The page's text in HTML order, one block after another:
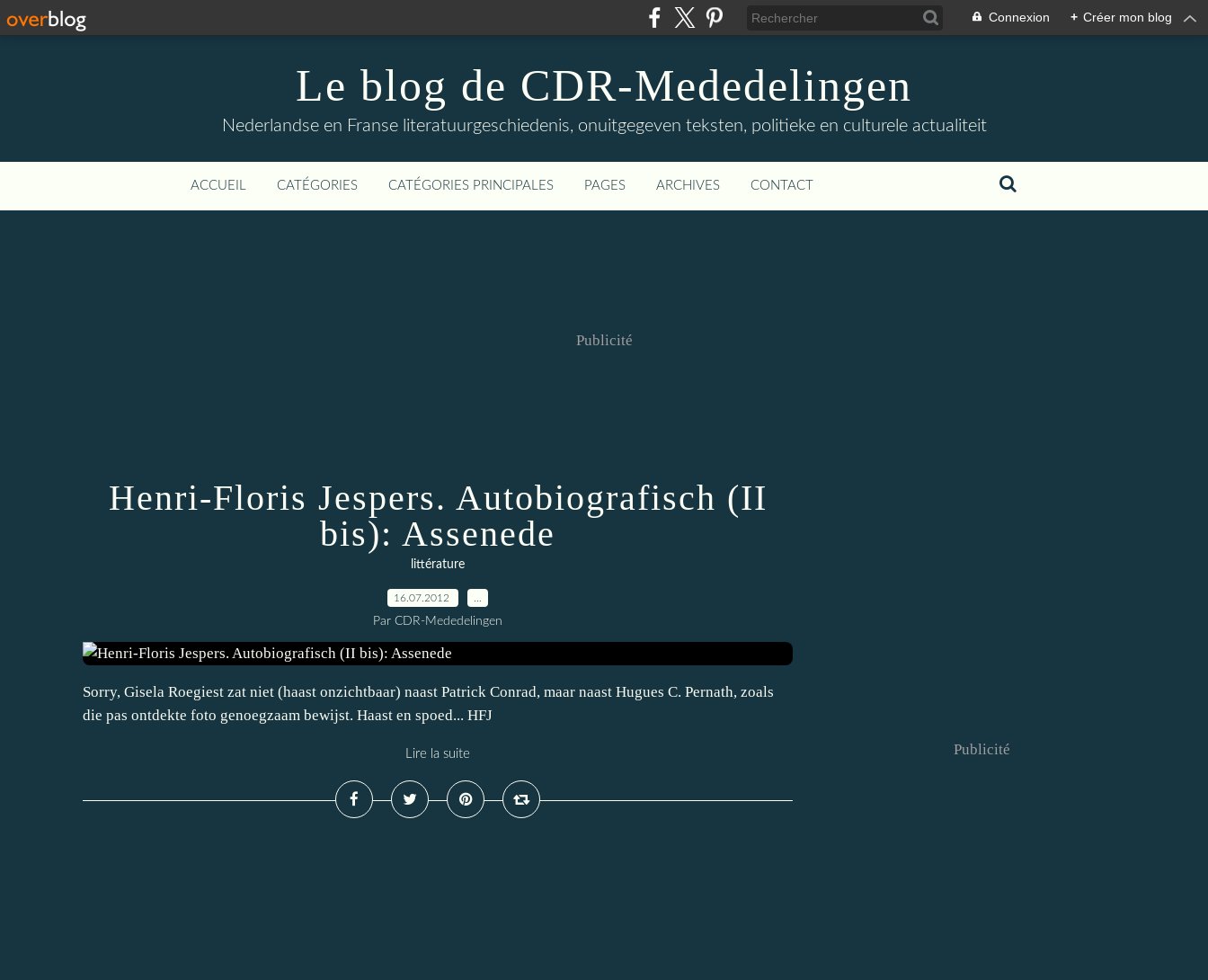
Connexion + Créer mon blog
Le blog de CDR-Mededelingen
Nederlandse en Franse literatuurgeschiedenis, onuitgegeven teksten, politieke en culturele actualiteit
ACCUEIL CATÉGORIES CATÉGORIES PRINCIPALES PAGES ARCHIVES CONTACT
Publicité
Henri-Floris Jespers. Autobiografisch (II
bis): Assenede
littérature
16.07.2012
Par CDR-Mededelingen
Sorry, Gisela Roegiest zat niet (haast onzichtbaar) naast Patrick Conrad, maar naast Hugues C. Pernath, zoals
die pas ontdekte foto genoegzaam bewijst. Haast en spoed... HFJ
Lire la suite Publicité